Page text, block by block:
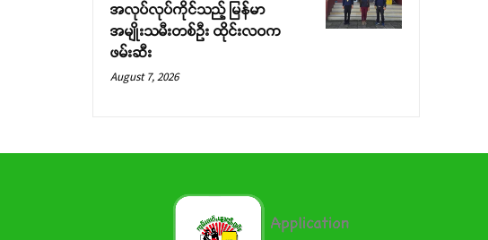
အလုပ်လုပ်ကိုင်သည့် မြန်မာ
အမျိုးသမီးတစ်ဦး ထိုင်းလဝက
ဖမ်းဆီး
August 7, 2026